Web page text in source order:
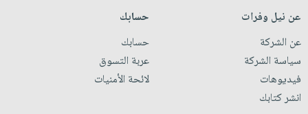
عن نيل وفرات
عن الشركة
سياسة الشركة
فيديوهات
انشر كتابك
حسابك
حسابك
عربة التسوق
لائحة الأمنيات